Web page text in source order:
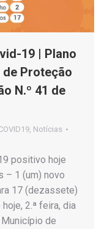
19 | Plano
de Proteção
N.º 41 de
Notícias
positivo hoje
– 1 (um) novo
17 (dezassete)
2.ª feira, dia
de